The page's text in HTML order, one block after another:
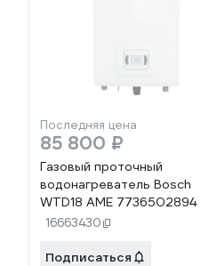
Последняя цена
85 800 ₽
Газовый проточный
водонагреватель Bosch
WTD18 AME 7736502894
16663430
Подписаться